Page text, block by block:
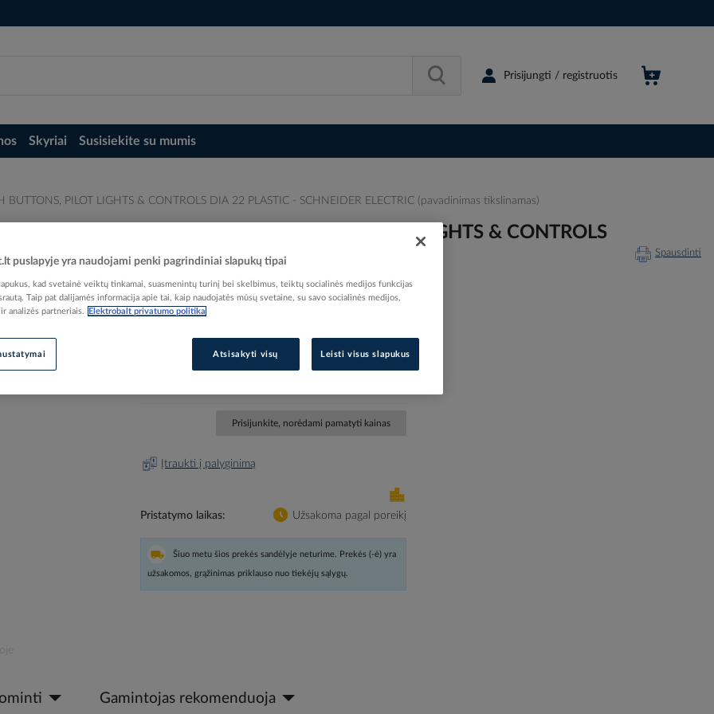
Prisijungti / registruotis
Skyriai Susisiekite su mumis
PILOT LIGHTS & CONTROLS DIA 22 PLASTIC - SCHNEIDER ELECTRIC (pavadinimas tikslinamas)
& SIGNALLING PUSH BUTTONS, PILOT LIGHTS & CONTROLS
(pavadinimas tikslinamas)
Spausdinti
Elektrobalt prekės kodas
538822
EAN kodas
3389110908374
Prisijunkite, norėdami pamatyti kainas
Įtraukti į palyginimą
Pristatymo laikas Užsakoma pagal poreikį
Šiuo metu šios prekės sandėlyje neturime. Prekės (-ė) yra
užsakomos, grąžinimas priklauso nuo tiekėjų sąlygų.
Gamintojas rekomenduoja
puslapyje yra naudojami penki pagrindiniai slapukų tipai
kad svetainė veiktų tinkamai, suasmenintų turinį bei skelbimus, teiktų socialinės medijos funkcijas
Taip pat dalijamės informacija apie tai, kaip naudojatės mūsų svetaine, su savo socialinės medijos,
analizės partneriais.
Elektrobalt privatumo politika
Atsisakyti visų Leisti visus slapukus